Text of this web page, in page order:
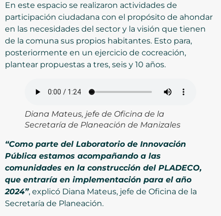
En este espacio se realizaron actividades de
participación ciudadana con el propósito de ahondar
en las necesidades del sector y la visión que tienen
de la comuna sus propios habitantes. Esto para,
posteriormente en un ejercicio de cocreación,
plantear propuestas a tres, seis y 10 años.
Diana Mateus, jefe de Oficina de la
Secretaría de Planeación de Manizales
“Como parte del Laboratorio de Innovación
Pública estamos acompañando a las
comunidades en la construcción del PLADECO,
que entraría en implementación para el año
2024”, explicó Diana Mateus, jefe de Oficina de la
Secretaría de Planeación.